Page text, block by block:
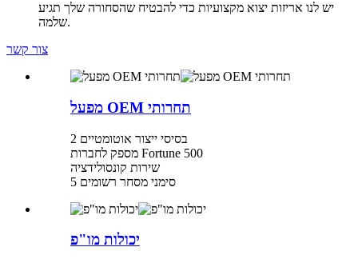
יש לנו אריזות יצוא מקצועיות כדי להבטיח שהסחורה שלך תגיע
שלמה.
צור קשר
מפעל OEM תחרותי
2 בסיסי ייצור אוטומטיים
מספק לחברות Fortune 500
שירות קונסולידציה
5 סימני מסחר רשומים
יכולות מו"פ